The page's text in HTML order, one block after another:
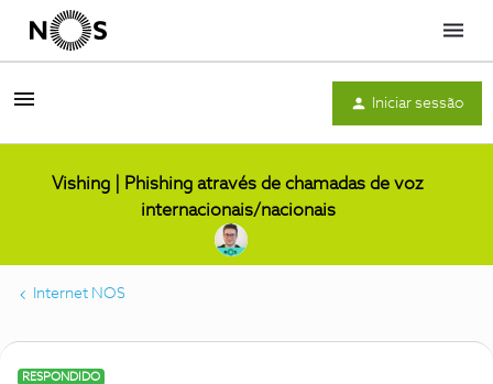
Menu
Iniciar sessão
Vishing | Phishing através de chamadas de voz
internacionais/nacionais
Internet NOS
RESPONDIDO